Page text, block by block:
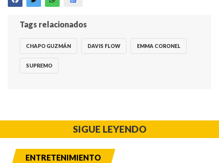
Tags relacionados
CHAPO GUZMÁN DAVIS FLOW EMMA CORONEL
SUPREMO
SIGUE LEYENDO
ENTRETENIMIENTO